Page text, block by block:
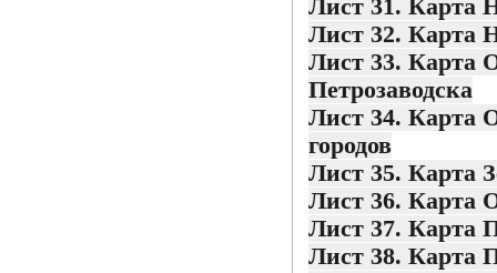
Лист 31. Карта
Лист 32. Карта
Лист 33. Карта
Петрозаводска
Лист 34. Карта
городов
Лист 35. Карта
Лист 36. Карта
Лист 37. Карта
Лист 38. Карта